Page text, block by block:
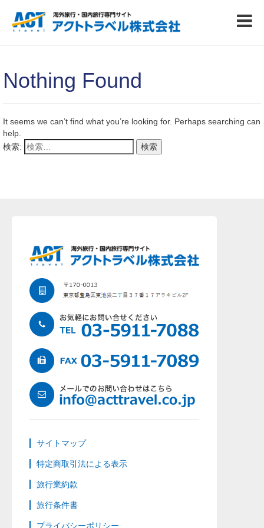
Nothing Found
It seems we can’t find what you’re looking for. Perhaps searching can
help.
検索:
サイトマップ
特定商取引法による表示
旅行業約款
旅行条件書
プライバシーポリシー